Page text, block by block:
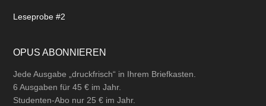
Leseprobe #2
OPUS ABONNIEREN
Jede Ausgabe „druckfrisch“ in Ihrem Briefkasten.
6 Ausgaben für 45 € im Jahr.
Studenten-Abo nur 25 € im Jahr.